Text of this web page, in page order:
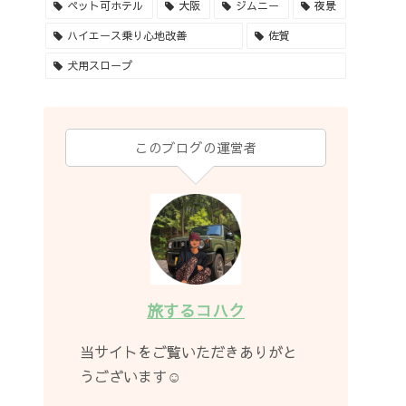
ペット可ホテル 大阪 ジムニー 夜景
ハイエース乗り心地改善 佐賀
犬用スロープ
このブログの運営者
旅するコハク
当サイトをご覧いただきありがと
うございます☺︎